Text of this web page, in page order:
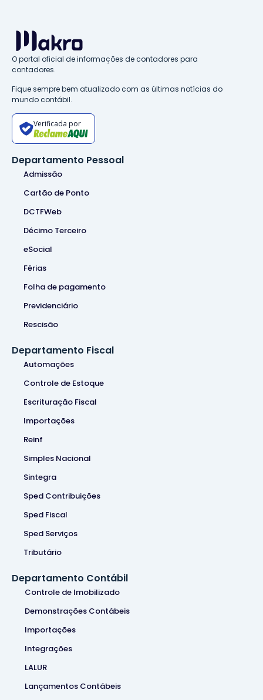
O portal oficial de informações de contadores para
contadores.
Fique sempre bem atualizado com as últimas notícias do
mundo contábil.
Verificada por
Departamento Pessoal
Admissão
Cartão de Ponto
DCTFWeb
Décimo Terceiro
eSocial
Férias
Folha de pagamento
Previdenciário
Rescisão
Departamento Fiscal
Automações
Controle de Estoque
Escrituração Fiscal
Importações
Reinf
Simples Nacional
Sintegra
Sped Contribuições
Sped Fiscal
Sped Serviços
Tributário
Departamento Contábil
Controle de Imobilizado
Demonstrações Contábeis
Importações
Integrações
LALUR
Lançamentos Contábeis